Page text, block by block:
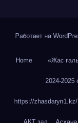
Работает на
Home «Жас
2024-
https://